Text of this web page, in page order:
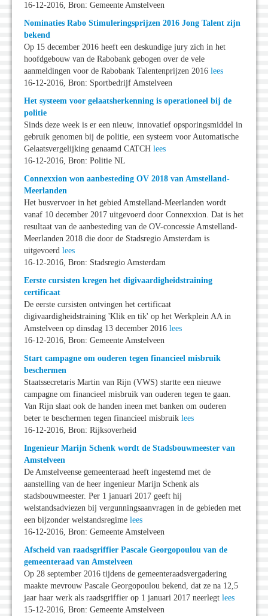
16-12-2016, Bron: Gemeente Amstelveen
Nominaties Rabo Stimuleringsprijzen 2016 Jong Talent zijn
bekend
Op 15 december 2016 heeft een deskundige jury zich in het
hoofdgebouw van de Rabobank gebogen over de vele
aanmeldingen voor de Rabobank Talentenprijzen 2016 lees
16-12-2016, Bron: Sportbedrijf Amstelveen
Het systeem voor gelaatsherkenning is operationeel bij de
politie
Sinds deze week is er een nieuw, innovatief opsporingsmiddel in
gebruik genomen bij de politie, een systeem voor Automatische
Gelaatsvergelijking genaamd CATCH lees
16-12-2016, Bron: Politie NL
Connexxion won aanbesteding OV 2018 van Amstelland-
Meerlanden
Het busvervoer in het gebied Amstelland-Meerlanden wordt
vanaf 10 december 2017 uitgevoerd door Connexxion. Dat is het
resultaat van de aanbesteding van de OV-concessie Amstelland-
Meerlanden 2018 die door de Stadsregio Amsterdam is
uitgevoerd lees
16-12-2016, Bron: Stadsregio Amsterdam
Eerste cursisten kregen het digivaardigheidstraining
certificaat
De eerste cursisten ontvingen het certificaat
digivaardigheidstraining 'Klik en tik' op het Werkplein AA in
Amstelveen op dinsdag 13 december 2016 lees
16-12-2016, Bron: Gemeente Amstelveen
Start campagne om ouderen tegen financieel misbruik
beschermen
Staatssecretaris Martin van Rijn (VWS) startte een nieuwe
campagne om financieel misbruik van ouderen tegen te gaan.
Van Rijn slaat ook de handen ineen met banken om ouderen
beter te beschermen tegen financieel misbruik lees
16-12-2016, Bron: Rijksoverheid
Ingenieur Marijn Schenk wordt de Stadsbouwmeester van
Amstelveen
De Amstelveense gemeenteraad heeft ingestemd met de
aanstelling van de heer ingenieur Marijn Schenk als
stadsbouwmeester. Per 1 januari 2017 geeft hij
welstandsadviezen bij vergunningsaanvragen in de gebieden met
een bijzonder welstandsregime lees
16-12-2016, Bron: Gemeente Amstelveen
Afscheid van raadsgriffier Pascale Georgopoulou van de
gemeenteraad van Amstelveen
Op 28 september 2016 tijdens de gemeenteraadsvergadering
maakte mevrouw Pascale Georgopoulou bekend, dat ze na 12,5
jaar haar werk als raadsgriffier op 1 januari 2017 neerlegt lees
15-12-2016, Bron: Gemeente Amstelveen